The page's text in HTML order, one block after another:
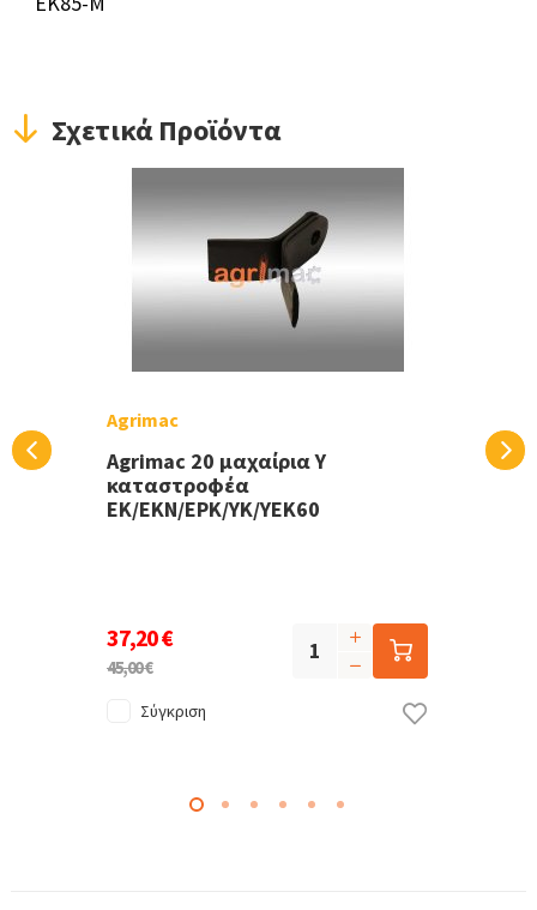
Σχετικά Προϊόντα
Agrimac
Agrimac 20 μαχαίρια Y
καταστροφέα
EK/EKN/EPK/YK/YEK60
37,20 €
45,00 €
Σύγκριση